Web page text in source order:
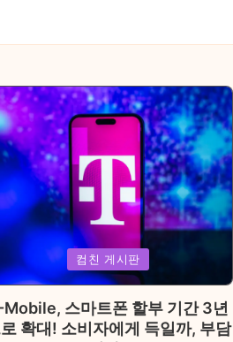
Posted
컴친 게시판
스마트폰 할부 기간 3년
확대! 소비자에게 득일까, 부담